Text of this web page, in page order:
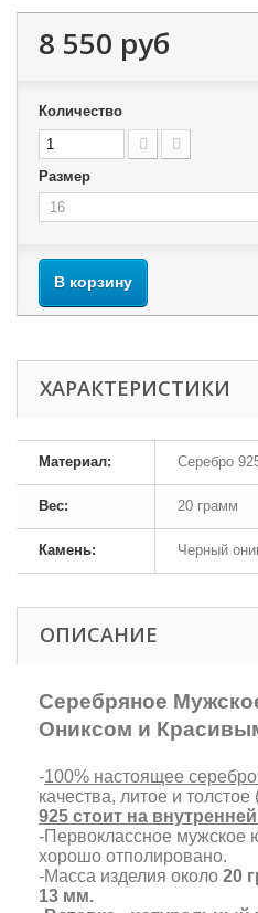
8 550 руб
Количество
Размер
В корзину
ХАРАКТЕРИСТИКИ
Материал: Серебро
Вес: 20 грамм
Камень: Черный
ОПИСАНИЕ
Серебряное
Ониксом и
-100% настоящее
качества, литое и
925 стоит на
-Первоклассное мужское
хорошо отполировано.
-Масса изделия около 20
13 мм.